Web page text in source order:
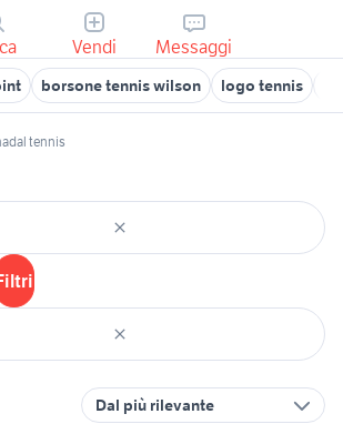
Vendi Messaggi
borsone tennis wilson logo tennis
tennis
Dal più rilevante